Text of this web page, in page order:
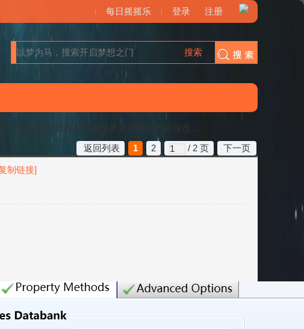
每日摇摇乐 登录 注册
搜索
计算方法的选择对计算结果差别巨大？如何选 ...
1
2 / 2 页 下一页
返回列表
制链接]